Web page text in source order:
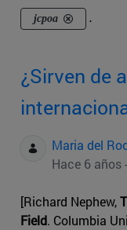
jcpoa .
¿Sirven de
Maria del
Hace 6 años
[Richard Nephew,
Field. Columbia